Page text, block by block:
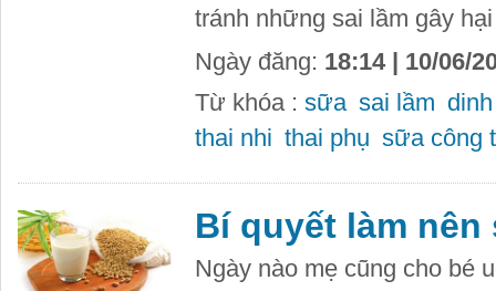
tránh những sai lầm gây
Ngày đăng: 18:14 | 10/06/
Từ khóa : sữa sai lầm
thai nhi thai phụ sữa công
Bí quyết làm
Ngày nào mẹ cũng cho bé